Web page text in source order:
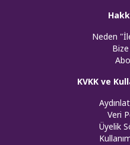
Neden
Bize
KVKK ve
Veri
Üyelik